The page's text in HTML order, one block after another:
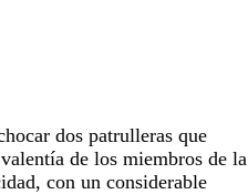
dos patrulleras que
de los miembros de la
con un considerable